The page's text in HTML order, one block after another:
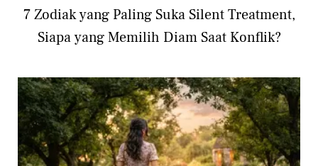
7 Zodiak yang Paling Suka Silent Treatment,
Siapa yang Memilih Diam Saat Konflik?